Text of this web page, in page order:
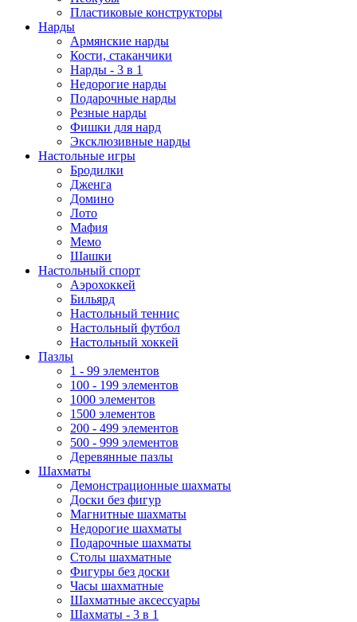
Пластиковые конструкторы
Нарды
Армянские нарды
Кости, стаканчики
Нарды - 3 в 1
Недорогие нарды
Подарочные нарды
Резные нарды
Фишки для нард
Эксклюзивные нарды
Настольные игры
Бродилки
Дженга
Домино
Лото
Мафия
Мемо
Шашки
Настольный спорт
Аэрохоккей
Бильярд
Настольный теннис
Настольный футбол
Настольный хоккей
Пазлы
1 - 99 элементов
100 - 199 элементов
1000 элементов
1500 элементов
200 - 499 элементов
500 - 999 элементов
Деревянные пазлы
Шахматы
Демонстрационные шахматы
Доски без фигур
Магнитные шахматы
Недорогие шахматы
Подарочные шахматы
Столы шахматные
Фигуры без доски
Часы шахматные
Шахматные аксессуары
Шахматы - 3 в 1